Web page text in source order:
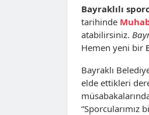
Bayraklılı
tarihinde
atabilirsiniz.
Hemen yeni bir
Bayraklı
elde ettikleri
“Sporcularımız